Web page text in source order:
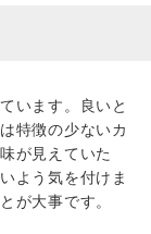
います。良いと
特徴の少ないカ
が見えていた
よう気を付けま
が大事です。